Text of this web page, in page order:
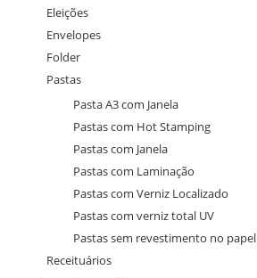
Eleições
Envelopes
Folder
Pastas
Pasta A3 com Janela
Pastas com Hot Stamping
Pastas com Janela
Pastas com Laminação
Pastas com Verniz Localizado
Pastas com verniz total UV
Pastas sem revestimento no papel
Receituários